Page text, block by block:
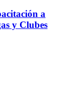
a
y Clubes